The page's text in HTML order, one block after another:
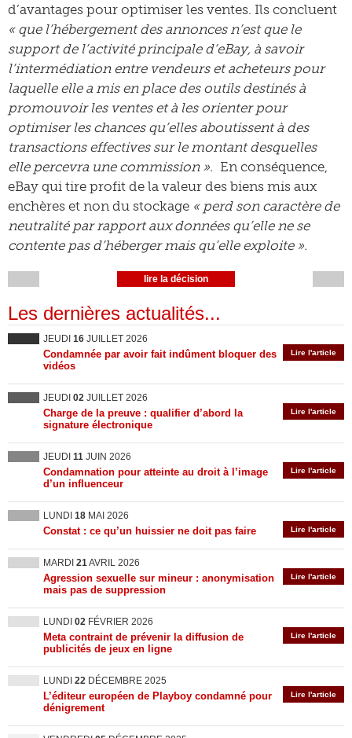
d’avantages pour optimiser les ventes. Ils concluent
« que l’hébergement des annonces n’est que le
support de l’activité principale d’eBay, à savoir
l’intermédiation entre vendeurs et acheteurs pour
laquelle elle a mis en place des outils destinés à
promouvoir les ventes et à les orienter pour
optimiser les chances qu’elles aboutissent à des
transactions effectives sur le montant desquelles
elle percevra une commission ». En conséquence,
eBay qui tire profit de la valeur des biens mis aux
enchères et non du stockage « perd son caractère de
neutralité par rapport aux données qu’elle ne se
contente pas d’héberger mais qu’elle exploite ».
lire la décision
Les dernières actualités...
JEUDI 16 JUILLET 2026
Lire l'article
Condamnée par avoir fait indûment bloquer des
vidéos
JEUDI 02 JUILLET 2026
Lire l'article
Charge de la preuve : qualifier d’abord la
signature électronique
JEUDI 11 JUIN 2026
Lire l'article
Condamnation pour atteinte au droit à l’image
d’un influenceur
LUNDI 18 MAI 2026
Lire l'article
Constat : ce qu’un huissier ne doit pas faire
MARDI 21AVRIL 2026
Lire l'article
Agression sexuelle sur mineur : anonymisation
mais pas de suppression
LUNDI 02 FÉVRIER 2026
Lire l'article
Meta contraint de prévenir la diffusion de
publicités de jeux en ligne
LUNDI 22 DÉCEMBRE 2025
Lire l'article
L’éditeur européen de Playboy condamné pour
dénigrement